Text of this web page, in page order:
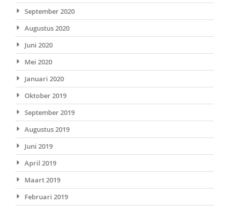
September 2020
Augustus 2020
Juni 2020
Mei 2020
Januari 2020
Oktober 2019
September 2019
Augustus 2019
Juni 2019
April 2019
Maart 2019
Februari 2019